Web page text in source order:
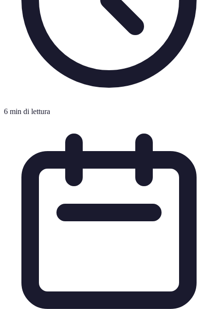
6 min di lettura